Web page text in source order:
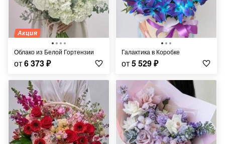
Акция
Облако из Белой Гортензии
от6 373₽
Галактика в Коробке
от5 529₽